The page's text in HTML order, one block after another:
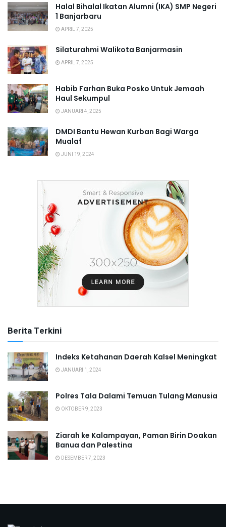
Halal Bihalal Ikatan Alumni (IKA) SMP Negeri
1 Banjarbaru
APRIL 7, 2025
Silaturahmi Walikota Banjarmasin
APRIL 7, 2025
Habib Farhan Buka Posko Untuk Jemaah
Haul Sekumpul
JANUARI 4, 2025
DMDI Bantu Hewan Kurban Bagi Warga
Mualaf
JUNI 19, 2024
Berita Terkini
Indeks Ketahanan Daerah Kalsel Meningkat
JANUARI 1, 2024
Polres Tala Dalami Temuan Tulang Manusia
OKTOBER 9, 2023
Ziarah ke Kalampayan, Paman Birin Doakan
Banua dan Palestina
DESEMBER 7, 2023